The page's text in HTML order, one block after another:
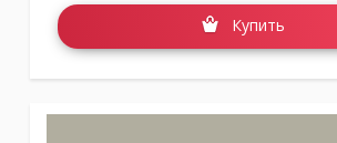
Купить